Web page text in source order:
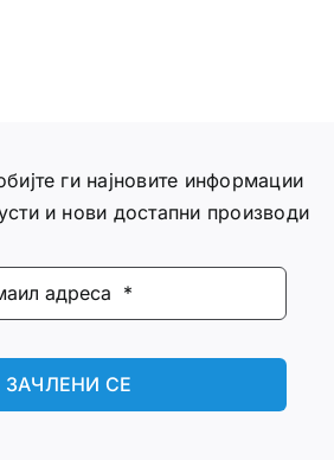
ги најновите информации
и нови достапни производи
ЗАЧЛЕНИ СЕ